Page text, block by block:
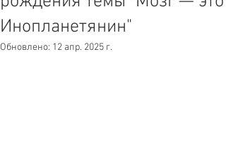
Инопланетянин"
Обновлено: 12 апр. 2025 г.